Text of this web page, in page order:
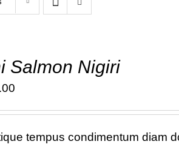
Salmon Nigiri
tempus condimentum diam